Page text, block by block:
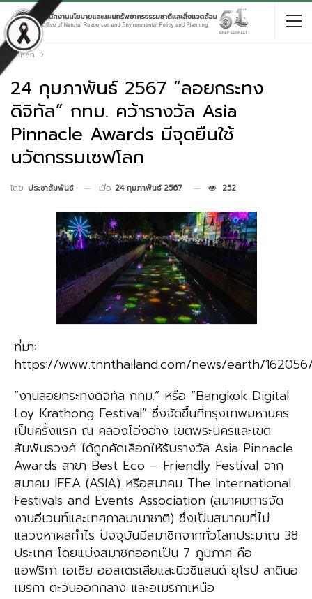
หน้าหลัก
24 กุมภาพันธ์ 2567 “ลอยกระทง
ดิจิทัล” กทม. คว้ารางวัล Asia
Pinnacle Awards มีจุดยืนใช้
นวัตกรรมเซฟโลก
โดย ประชาสัมพันธ์ เมื่อ 24 กุมภาพันธ์ 2567 252
ที่มา:
https://www.tnnthailand.com/news/earth/
“งานลอยกระทงดิจิทัล กทม.” หรือ “Bangkok Digital
Loy Krathong Festival” ซึ่งจัดขึ้นที่กรุงเทพมหานคร
เป็นครั้งแรก ณ คลองโอ่งอ่าง เขตพระนครและเขต
สัมพันธวงศ์ ได้ถูกคัดเลือกให้รับรางวัล Asia Pinnacle
Awards สาขา Best Eco – Friendly Festival จาก
สมาคม IFEA (ASIA) หรือสมาคม The International
Festivals and Events Association (สมาคมการจัด
งานอีเวนท์และเทศกาลนานาชาติ) ซึ่งเป็นสมาคมที่ไม่
แสวงหาผลกำไร ปัจจุบันมีสมาชิกจากทั่วโลกประมาณ 38
ประเทศ โดยแบ่งสมาชิกออกเป็น 7 ภูมิภาค คือ
แอฟริกา เอเชีย ออสเตรเลียและนิวซีแลนด์ ยุโรป ลาตินอ
เมริกา ตะวันออกกลาง และอเมริกาเหนือ